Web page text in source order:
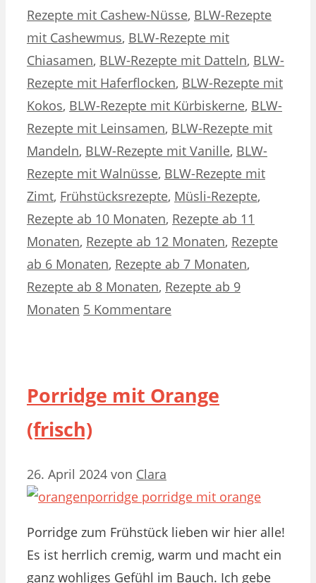
Rezepte mit Cashew-Nüsse, BLW-Rezepte
mit Cashewmus, BLW-Rezepte mit
Chiasamen, BLW-Rezepte mit Datteln, BLW-
Rezepte mit Haferflocken, BLW-Rezepte mit
Kokos, BLW-Rezepte mit Kürbiskerne, BLW-
Rezepte mit Leinsamen, BLW-Rezepte mit
Mandeln, BLW-Rezepte mit Vanille, BLW-
Rezepte mit Walnüsse, BLW-Rezepte mit
Zimt, Frühstücksrezepte, Müsli-Rezepte,
Rezepte ab 10 Monaten, Rezepte ab 11
Monaten, Rezepte ab 12 Monaten, Rezepte
ab 6 Monaten, Rezepte ab 7 Monaten,
Rezepte ab 8 Monaten, Rezepte ab 9
Monaten 5 Kommentare
Porridge mit Orange
(frisch)
26. April 2024 von Clara
Porridge zum Frühstück lieben wir hier alle!
Es ist herrlich cremig, warm und macht ein
ganz wohliges Gefühl im Bauch. Ich gebe